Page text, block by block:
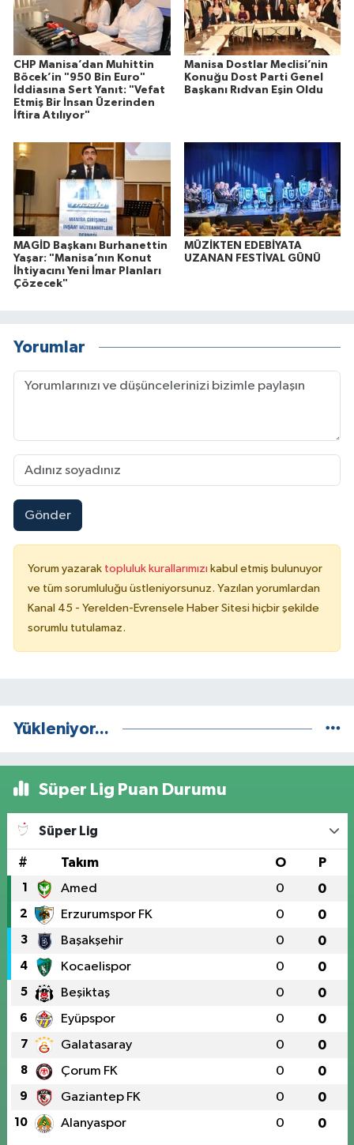
CHP Manisa’dan Muhittin
Böcek’in "950 Bin Euro"
İddiasına Sert Yanıt: "Vefat
Etmiş Bir İnsan Üzerinden
İftira Atılıyor"
Manisa Dostlar Meclisi’nin
Konuğu Dost Parti Genel
Başkanı Rıdvan Eşin Oldu
MAGİD Başkanı Burhanettin
Yaşar: "Manisa’nın Konut
İhtiyacını Yeni İmar Planları
Çözecek"
MÜZİKTEN EDEBİYATA
UZANAN FESTİVAL GÜNÜ
Yorumlar
Gönder
Yorum yazarak topluluk kurallarımızı kabul etmiş bulunuyor
ve tüm sorumluluğu üstleniyorsunuz. Yazılan yorumlardan
Kanal 45 - Yerelden-Evrensele Haber Sitesi hiçbir şekilde
sorumlu tutulamaz.
Yükleniyor...
Süper Lig Puan Durumu
Süper Lig
# Takım O P
1 Amed 0 0
2 Erzurumspor FK 0 0
3 Başakşehir 0 0
4 Kocaelispor 0 0
5 Beşiktaş 0 0
6 Eyüpspor 0 0
7 Galatasaray 0 0
8 Çorum FK 0 0
9 Gaziantep FK 0 0
10 Alanyaspor 0 0